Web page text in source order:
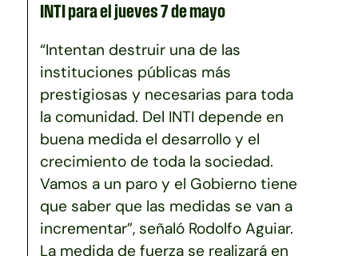
INTI para el jueves 7 de mayo
“Intentan destruir una de las
instituciones públicas más
prestigiosas y necesarias para toda
la comunidad. Del INTI depende en
buena medida el desarrollo y el
crecimiento de toda la sociedad.
Vamos a un paro y el Gobierno tiene
que saber que las medidas se van a
incrementar”, señaló Rodolfo Aguiar.
La medida de fuerza se realizará en